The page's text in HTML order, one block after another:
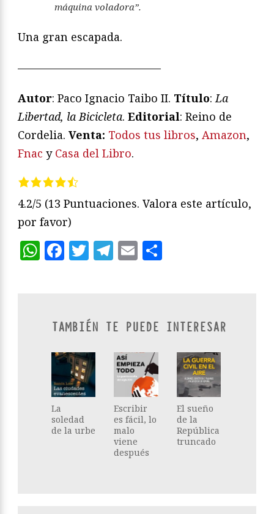
máquina voladora”.
Una gran escapada.
—————————————
Autor: Paco Ignacio Taibo II. Título:La
Libertad, la Bicicleta. Editorial: Reino de
Cordelia. Venta: Todos tus libros, Amazon,
Fnac y Casa del Libro.
4.2/5 (13 Puntuaciones. Valora este artículo,
por favor)
WhatsApp
Facebook
Twitter
Telegram
Email
TAMBIÉN TE PUEDE INTERESAR
La
soledad
de la urbe
Escribir
es fácil, lo
malo
viene
después
El sueño
de la
República
truncado